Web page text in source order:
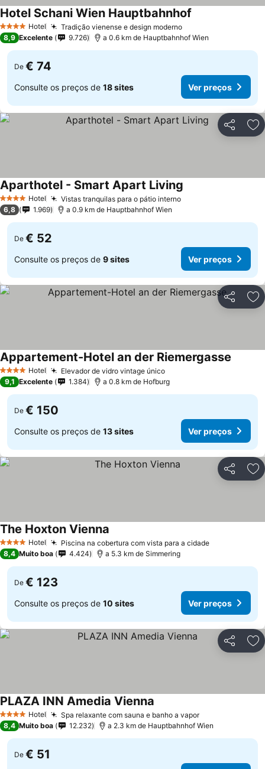
4 EstrelasHotel Tradição vienense e design moderno
Hotel Schani Wien Hauptbahnhof
8,9 Excelente 9.726 a 0.6 km de Hauptbahnhof Wien
De € 74
Consulte os preços de 18 sites Ver preços
Partilhar
4 EstrelasHotel Vistas tranquilas para o pátio interno
Aparthotel - Smart Apart Living
6,8 1.969 a 0.9 km de Hauptbahnhof Wien
De € 52
Consulte os preços de 9 sites Ver preços
Partilhar
4 EstrelasHotel Elevador de vidro vintage único
Appartement-Hotel an der Riemergasse
9,1 Excelente 1.384 a 0.8 km de Hofburg
De € 150
Consulte os preços de 13 sites Ver preços
Partilhar
4 EstrelasHotel Piscina na cobertura com vista para a cidade
The Hoxton Vienna
8,4 Muito boa 4.424 a 5.3 km de Simmering
De € 123
Consulte os preços de 10 sites Ver preços
Partilhar
4 EstrelasHotel Spa relaxante com sauna e banho a vapor
PLAZA INN Amedia Vienna
8,4 Muito boa 12.232 a 2.3 km de Hauptbahnhof Wien
De € 51